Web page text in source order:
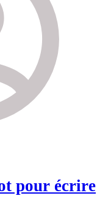
pour écrire